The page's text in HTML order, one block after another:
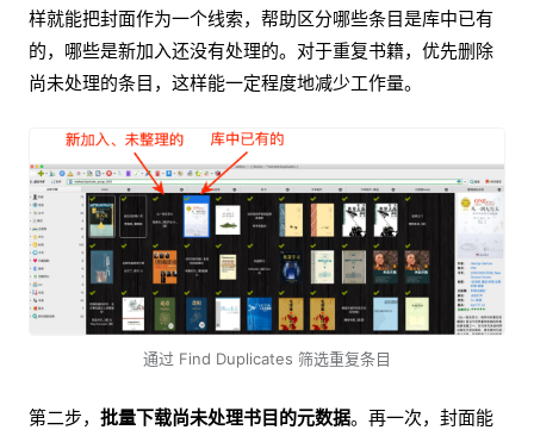
样就能把封面作为一个线索，帮助区分哪些条目是库中已有
的，哪些是新加入还没有处理的。对于重复书籍，优先删除
尚未处理的条目，这样能一定程度地减少工作量。
通过 Find Duplicates 筛选重复条目
第二步， 批量下载尚未处理书目的元数据。再一次，封面能